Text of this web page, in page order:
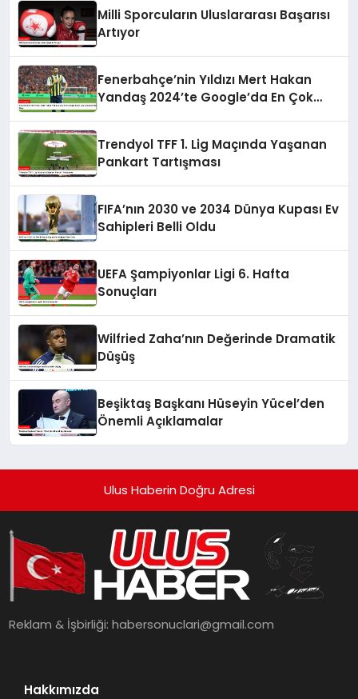
Milli Sporcuların Uluslararası Başarısı
Artıyor
Fenerbahçe’nin Yıldızı Mert Hakan
Yandaş 2024’te Google’da En Çok
Trendyol TFF 1. Lig Maçında Yaşanan
Pankart Tartışması
FIFA’nın 2030 ve 2034 Dünya Kupası Ev
Sahipleri Belli Oldu
UEFA Şampiyonlar Ligi 6. Hafta
Sonuçları
Wilfried Zaha’nın Değerinde Dramatik
Düşüş
Beşiktaş Başkanı Hüseyin Yücel’den
Önemli Açıklamalar
Ulus Haberin Doğru Adresi
Reklam & İşbirliği:habersonuclari@gmail.com
Hakkımızda